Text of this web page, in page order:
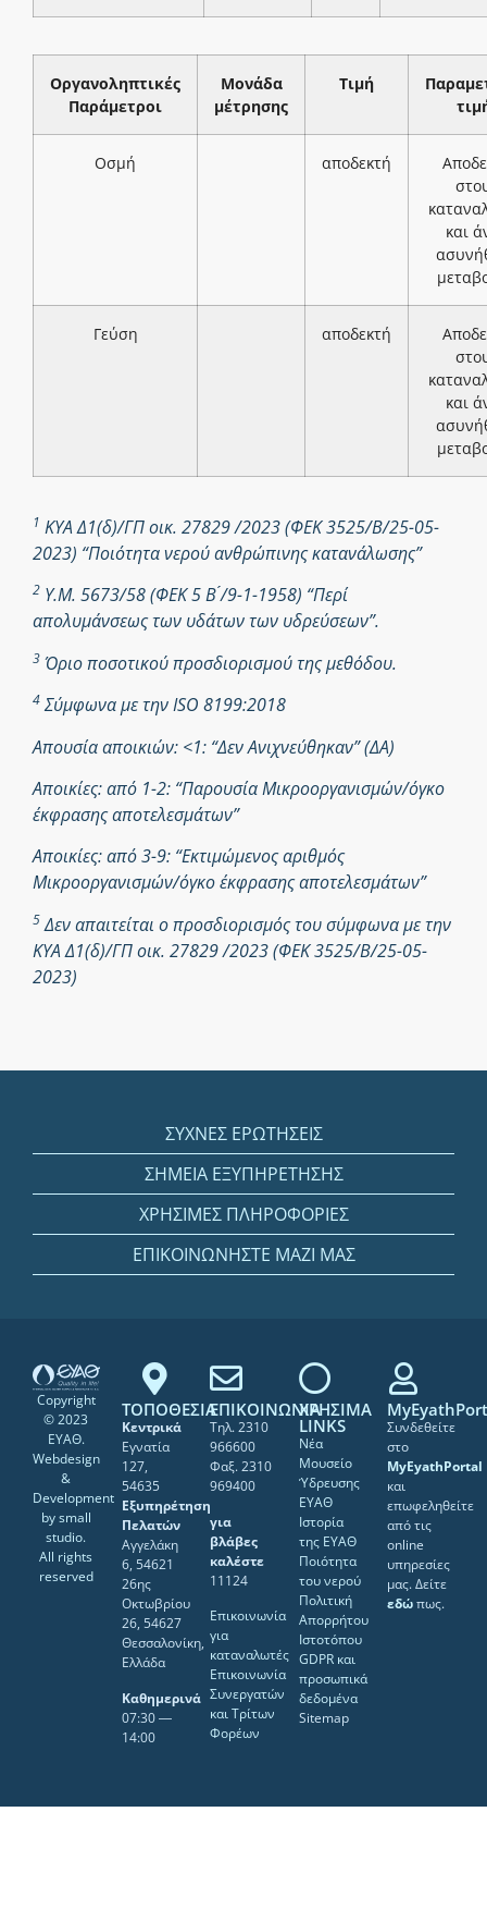
Οργανοληπτικές
Παράμετροι
Μονάδα
μέτρησης
Τιμή
Οσμή αποδεκτή
και
Γεύση αποδεκτή
και
1 ΚΥΑ Δ1(δ)/ΓΠ οικ. 27829 /2023 (ΦΕΚ 3525/Β/25-05-
2023) “Ποιότητα νερού ανθρώπινης κατανάλωσης”
2 Υ.Μ. 5673/58 (ΦΕΚ 5 Β ́/9-1-1958) “Περί
απολυμάνσεως των υδάτων των υδρεύσεων”.
3 Όριο ποσοτικού προσδιορισμού της μεθόδου.
4Σύμφωνα με την ISO 8199:2018
Απουσία αποικιών: <1: “Δεν Ανιχνεύθηκαν” (ΔΑ)
Αποικίες: από 1-2: “Παρουσία Μικροοργανισμών/όγκο
έκφρασης αποτελεσμάτων”
Αποικίες: από 3-9: “Εκτιμώμενος αριθμός
Μικροοργανισμών/όγκο έκφρασης αποτελεσμάτων”
5Δεν απαιτείται ο προσδιορισμός του σύμφωνα με την
ΚΥΑ Δ1(δ)/ΓΠ οικ. 27829 /2023 (ΦΕΚ 3525/Β/25-05-
2023)
ΣΥΧΝΕΣ ΕΡΩΤΗΣΕΙΣ
ΣΗΜΕΙΑ ΕΞΥΠΗΡΕΤΗΣΗΣ
ΧΡΗΣΙΜΕΣ ΠΛΗΡΟΦΟΡΙΕΣ
ΕΠΙΚΟΙΝΩΝΗΣΤΕ ΜΑΖΙ ΜΑΣ
Copyright
© 2023
ΕΥΑΘ.
Webdesign
&
Development
bysmall
studio.
All rights
reserved
ΤΟΠΟΘΕΣΙΑ
Κεντρικά
Εγνατία
127,
54635
Εξυπηρέτηση
Πελατών
Αγγελάκη
6, 54621
26ης
Οκτωβρίου
26, 54627
Θεσσαλονίκη,
Ελλάδα
Καθημερινά
07:30 ―
14:00
ΕΠΙΚΟΙΝΩΝΙΑ
Τηλ. 2310
966600
Φαξ. 2310
969400
για
βλάβες
καλέστε
11124
Επικοινωνία
για
καταναλωτές
Επικοινωνία
Συνεργατών
και Τρίτων
Φορέων
ΧΡΗΣΙΜΑ
LINKS
Νέα
Μουσείο
Ύδρευσης
ΕΥΑΘ
Ιστορία
της ΕΥΑΘ
Ποιότητα
του νερού
Πολιτική
Απορρήτου
Ιστοτόπου
GDPR και
προσωπικά
δεδομένα
Sitemap
Συνδεθείτε
στο
MyEyathPortal
και
επωφεληθείτε
από τις
online
υπηρεσίες
μας. Δείτε
εδώπως.